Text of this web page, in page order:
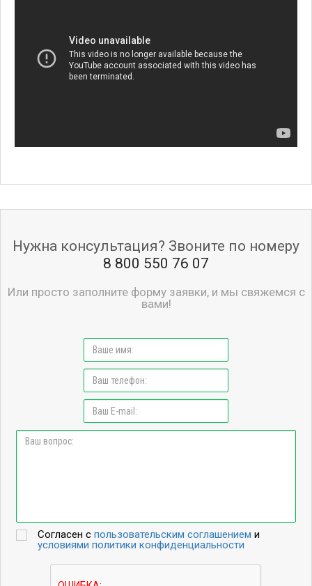
Нужна консультация? Звоните по номеру
8 800 550 76 07
Или просто заполните форму заявки, и мы свяжемся с
вами!
Согласен спользовательским соглашением и
условиями политики конфиденциальности